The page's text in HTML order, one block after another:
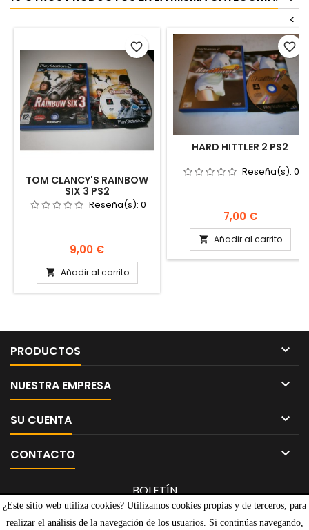
¿Este sitio web utiliza cookies? Utilizamos cookies propias y de terceros, para
realizar el análisis de la navegación de los usuarios. Si continúas navegando,
<
TOM CLANCY'S RAINBOW
SIX 3 PS2
Reseña(s): 0
Precio
9,00 €
 Añadir al carrito
favorite_border
HARD HITTLER 2 PS2
Reseña(s): 0
Precio
7,00 €
 Añadir al carrito
favorite_border
PRODUCTOS 
NUESTRA EMPRESA 
SU CUENTA 
CONTACTO 
BOLETÍN